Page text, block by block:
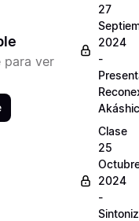
para ver
27
2024
-
Clase
25
2024
-